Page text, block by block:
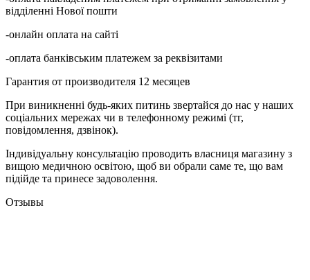
відділенні Нової пошти
-онлайн оплата на сайті
-оплата банківським платежем за реквізитами
Гарантия от производителя 12 месяцев
При виникненні будь-яких питинь звертайся до нас у наших
соціальних мережах чи в телефонному режимі (тг,
повідомлення, дзвінок).
Індивідуальну консультацію проводить власниця магазину з
вищою медичною освітою, щоб ви обрали саме те, що вам
підійде та принесе задоволення.
Отзывы